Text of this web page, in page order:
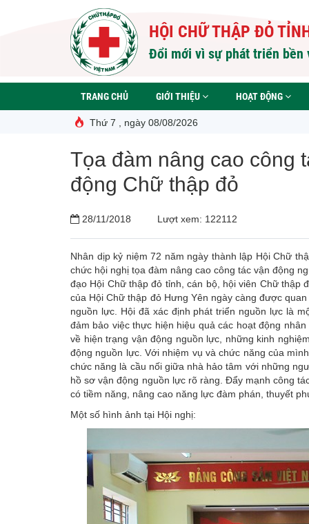
HỘI CHỮ THẬP ĐỎ
Đổi mới vì sự phát triển bền
TRANG CHỦ GIỚI THIỆU HOẠT ĐỘNG
Thứ 7 , ngày 08/08/2026
Tọa đàm nâng cao công
động Chữ thập đỏ
28/11/2018 Lượt xem: 122112
Nhân dịp kỷ niệm 72 năm ngày thành lập Hội Chữ
chức hội nghị tọa đàm nâng cao công tác vận động
đạo Hội Chữ thập đỏ tỉnh, cán bộ, hội viên Chữ thập
của Hội Chữ thập đỏ Hưng Yên ngày càng được
nguồn lực. Hội đã xác định phát triển nguồn lực là
đảm bảo việc thực hiện hiệu quả các hoạt động
về hiện trạng vận động nguồn lực, những kinh
động nguồn lực. Với nhiệm vụ và chức năng của
chức năng là cầu nối giữa nhà hảo tâm với những
hồ sơ vận động nguồn lực rõ ràng. Đẩy mạnh công
có tiềm năng, nâng cao năng lực đàm phán, thuyết
Một số hình ảnh tại Hội nghị: